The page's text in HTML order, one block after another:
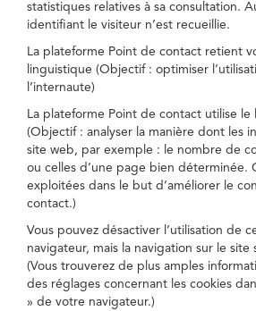
statistiques relatives à sa consultation.
identifiant le visiteur n’est recueillie.
La plateforme Point de contact retient
linguistique (Objectif : optimiser
l’internaute)
La plateforme Point de contact utilise
(Objectif : analyser la manière dont les
site web, par exemple : le nombre de
ou celles d’une page bien déterminée.
exploitées dans le but d’améliorer le
contact.)
Vous pouvez désactiver l’utilisation de
navigateur, mais la navigation sur le site
(Vous trouverez de plus amples
des réglages concernant les cookies
» de votre navigateur.)